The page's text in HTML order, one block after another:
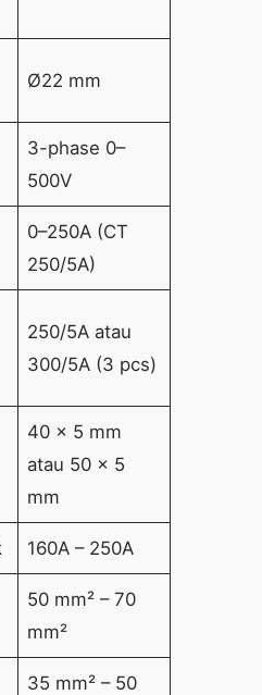
Ø22 mm
3-phase 0–
500V
0–250A (CT
250/5A)
250/5A atau
300/5A (3 pcs)
40 × 5 mm
atau 50 × 5
mm
160A – 250A
50 mm² – 70
mm²
35 mm² – 50